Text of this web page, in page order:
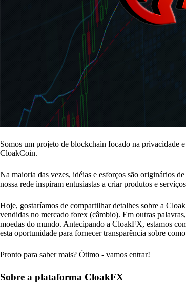
Somos um projeto de blockchain focado na privacidade
CloakCoin.
Na maioria das vezes, idéias e esforços são originários
nossa rede inspiram entusiastas a criar produtos e
Hoje, gostaríamos de compartilhar detalhes sobre a
vendidas no mercado forex (câmbio). Em outras
moedas do mundo. Antecipando a CloakFX, estamos
esta oportunidade para fornecer transparência sobre
Pronto para saber mais? Ótimo - vamos entrar!
Sobre a plataforma CloakFX